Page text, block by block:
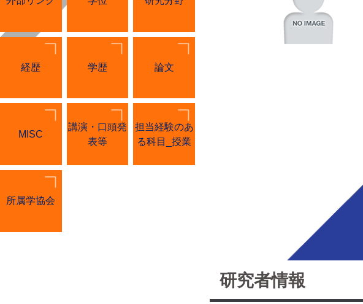
経歴 学歴 論文
MISC
講演・口頭発
表等
担当経験のあ
る科目_授業
所属学協会
研究者情報